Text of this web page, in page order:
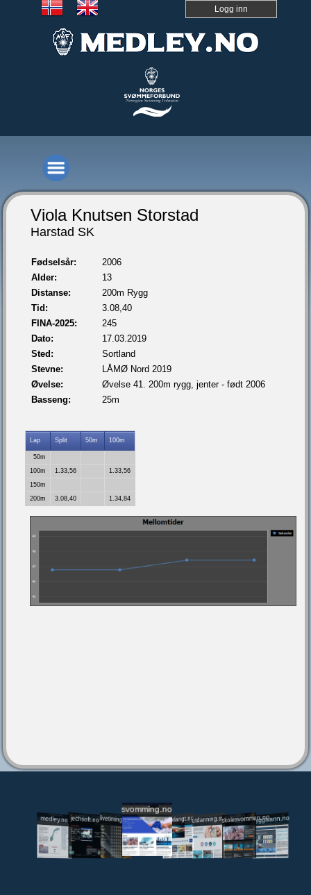
Logg inn
Viola Knutsen Storstad
Harstad SK
Fødselsår:
2006
Alder:
13
Distanse:
200m Rygg
Tid:
3.08,40
FINA-2025:
245
Dato:
17.03.2019
Sted:
Sortland
Stevne:
LÅMØ Nord 2019
Øvelse:
Øvelse 41. 200m rygg, jenter - født 2006
Basseng:
25m
Lap Split 50m 100m
50m
100m
1.33,56
1.33,56
150m
200m
3.08,40 1.34,84
medley.no jechsoft.nolivetiming.medley.no
svomming.no
svomlangt.noutdanning.svomming.no
skolesvommen.notryggivann.no